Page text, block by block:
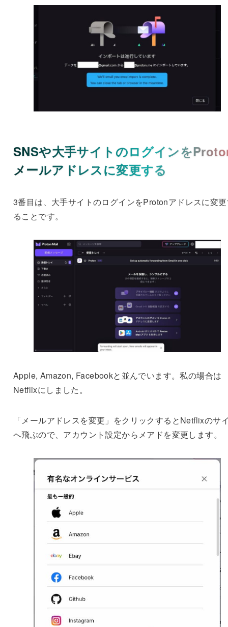
SNSや大手サイトのログインを
メールアドレスに変更する
3番目は、大手サイトのログインをProtonアドレスに変
ることです。
Apple, Amazon, Facebookと並んでいます。私の場合は
Netflixにしました。
「メールアドレスを変更」をクリックするとNetflixのサ
へ飛ぶので、アカウント設定からメアドを変更します。